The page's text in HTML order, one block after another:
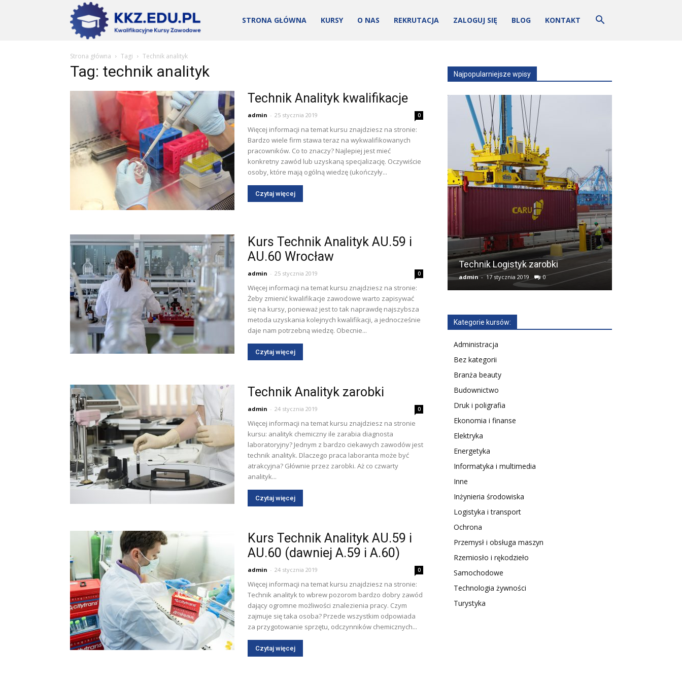
Aktualności
STRONA GŁÓWNA KURSY O NAS REKRUTACJA ZALOGUJ SIĘ BLOG KONTAKT
Strona główna Tagi Technik analityk
Tag: technik analityk
Technik Analityk kwalifikacje
admin - 25 stycznia 2019 0
Więcej informacji na temat kursu znajdziesz na stronie:
Bardzo wiele firm stawa teraz na wykwalifikowanych
pracowników. Co to znaczy? Najlepiej jest mieć
konkretny zawód lub uzyskaną specjalizację. Oczywiście
osoby, które mają ogólną wiedzę (ukończyły...
Czytaj więcej
Kurs Technik Analityk AU.59 i
AU.60 Wrocław
admin - 25 stycznia 2019 0
Więcej informacji na temat kursu znajdziesz na stronie:
Żeby zmienić kwalifikacje zawodowe warto zapisywać
się na kursy, ponieważ jest to tak naprawdę najszybsza
metoda uzyskania kolejnych kwalifikacji, a jednocześnie
daje nam potrzebną wiedzę. Obecnie...
Czytaj więcej
Technik Analityk zarobki
admin - 24 stycznia 2019 0
Więcej informacji na temat kursu znajdziesz na stronie
kursu: analityk chemiczny ile zarabia diagnosta
laboratoryjny? Jednym z bardzo ciekawych zawodów jest
technik analityk. Dlaczego praca laboranta może być
atrakcyjna? Głównie przez zarobki. Aż co czwarty
analityk...
Czytaj więcej
Kurs Technik Analityk AU.59 i
AU.60 (dawniej A.59 i A.60)
admin - 24 stycznia 2019 0
Więcej informacji na temat kursu znajdziesz na stronie:
Technik analityk to wbrew pozorom bardzo dobry zawód
dający ogromne możliwości znalezienia pracy. Czym
zajmuje się taka osoba? Przede wszystkim odpowiada
za przygotowanie sprzętu, odczynników chemicznych...
Czytaj więcej
Najpopularniejsze wpisy
Technik Logistyk zarobki
admin - 17 stycznia 2019 0
Kategorie kursów:
Administracja
Bez kategorii
Branża beauty
Budownictwo
Druk i poligrafia
Ekonomia i finanse
Elektryka
Energetyka
Informatyka i multimedia
Inne
Inżynieria środowiska
Logistyka i transport
Ochrona
Przemysł i obsługa maszyn
Rzemiosło i rękodzieło
Samochodowe
Technologia żywności
Turystyka